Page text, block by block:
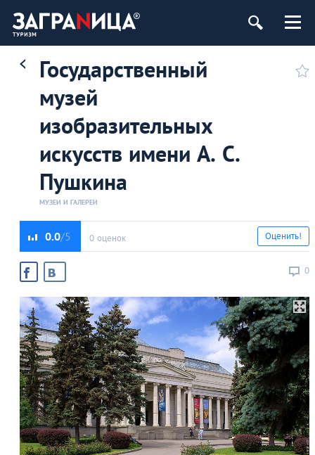
Государственный
музей
изобразительных
искусств имени А. С.
Пушкина
МУЗЕИ И ГАЛЕРЕИ
0.0 0 оценок
0
Оценить!